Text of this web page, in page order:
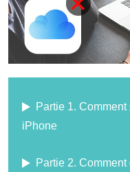
Partie 1.
iPhone
Partie 2.